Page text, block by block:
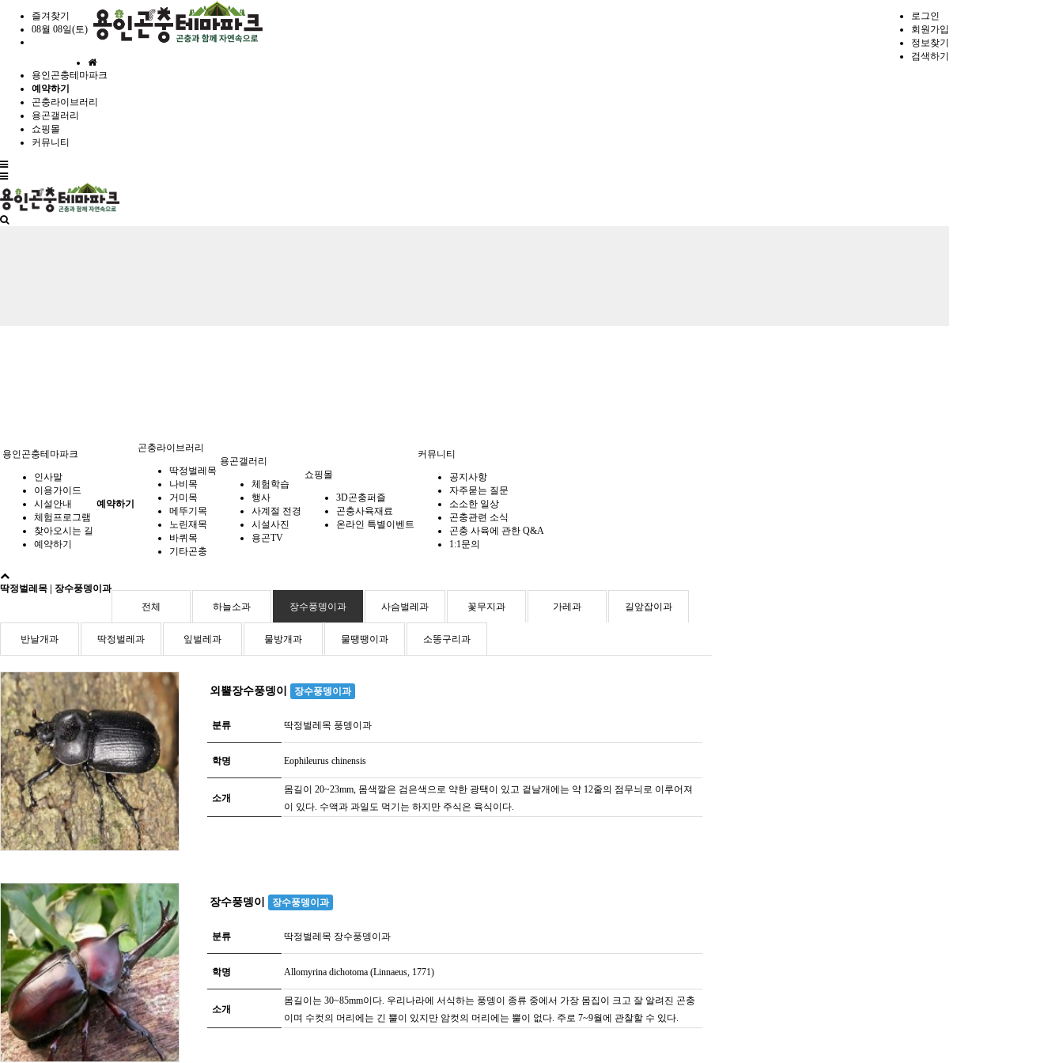
즐겨찾기
08월 08일(토)
로그인
회원가입
정보찾기
검색하기
홈
으
용인곤충테마파크
예약하기
곤충라이브러리
용곤갤러리
쇼핑몰
커뮤니티
전
체
메
뉴
용인곤충테마파크
인사말
이용가이드
시설안내
체험프로그램
찾아오시는 길
예약하기
예약하기
곤충라이브러리
딱정벌레목
나비목
거미목
메뚜기목
노린재목
바퀴목
기타곤충
용곤갤러리
체험학습
행사
사계절 전경
시설사진
용곤TV
쇼핑몰
3D곤충퍼즐
곤충사육재료
온라인 특별이벤트
커뮤니티
공지사항
자주묻는 질문
소소한 일상
곤충관련 소식
곤충 사육에 관한 Q&A
1:1문의
딱정벌레목 | 장수풍뎅이과
전체
하늘소과 장수풍뎅이과 사슴벌레과 꽃무지과 가레과 길앞잡이과
반날개과 딱정벌레과 잎벌레과 물방개과 물땡땡이과 소똥구리과
외뿔장수풍뎅이 장수풍뎅이과
분류 딱정벌레목 풍뎅이과
학명 Eophileurus chinensis
소개
몸길이 20~23mm, 몸색깔은 검은색으로 약한 광택이 있고 겉날개에는 약 12줄의 점무늬로 이루어져
이 있다. 수액과 과일도 먹기는 하지만 주식은 육식이다.
장수풍뎅이 장수풍뎅이과
분류 딱정벌레목 장수풍뎅이과
학명 Allomyrina dichotoma (Linnaeus, 1771)
소개
몸길이는 30~85mm이다. 우리나라에 서식하는 풍뎅이 종류 중에서 가장 몸집이 크고 잘 알려진 곤충
이며 수컷의 머리에는 긴 뿔이 있지만 암컷의 머리에는 뿔이 없다. 주로 7~9월에 관찰할 수 있다.